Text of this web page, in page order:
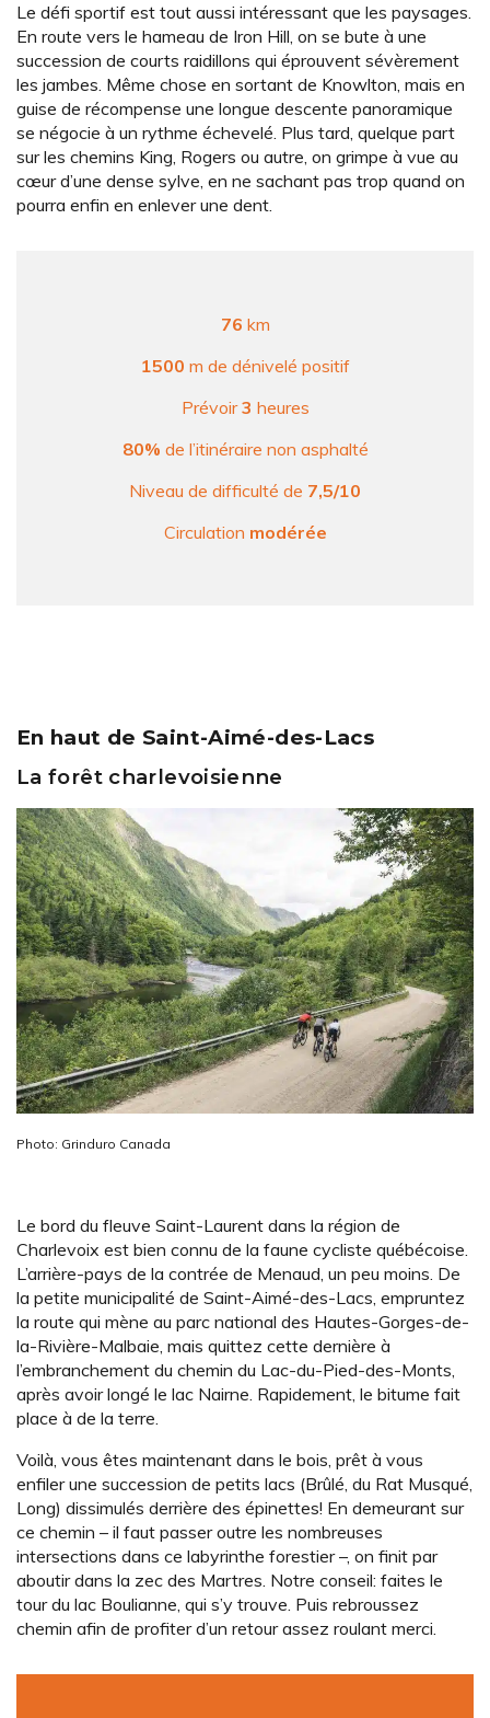
Le défi sportif est tout aussi intéressant que les paysages.
En route vers le hameau de Iron Hill, on se bute à une
succession de courts raidillons qui éprouvent sévèrement
les jambes. Même chose en sortant de Knowlton, mais en
guise de récompense une longue descente panoramique
se négocie à un rythme échevelé. Plus tard, quelque part
sur les chemins King, Rogers ou autre, on grimpe à vue au
cœur d’une dense sylve, en ne sachant pas trop quand on
pourra enfin en enlever une dent.
76 km
1500 m de dénivelé positif
Prévoir3 heures
80% de l’itinéraire non asphalté
Niveau de difficulté de 7,5/10
Circulation modérée
En haut de Saint-Aimé-des-Lacs
La forêt charlevoisienne
Photo: Grinduro Canada
Le bord du fleuve Saint-Laurent dans la région de
Charlevoix est bien connu de la faune cycliste québécoise.
L’arrière-pays de la contrée de Menaud, un peu moins. De
la petite municipalité de Saint-Aimé-des-Lacs, empruntez
la route qui mène au parc national des Hautes-Gorges-de-
la-Rivière-Malbaie, mais quittez cette dernière à
l’embranchement du chemin du Lac-du-Pied-des-Monts,
après avoir longé le lac Nairne. Rapidement, le bitume fait
place à de la terre.
Voilà, vous êtes maintenant dans le bois, prêt à vous
enfiler une succession de petits lacs (Brûlé, du Rat Musqué,
Long) dissimulés derrière des épinettes! En demeurant sur
ce chemin – il faut passer outre les nombreuses
intersections dans ce labyrinthe forestier –, on finit par
aboutir dans la zec des Martres. Notre conseil: faites le
tour du lac Boulianne, qui s’y trouve. Puis rebroussez
chemin afin de profiter d’un retour assez roulant merci.